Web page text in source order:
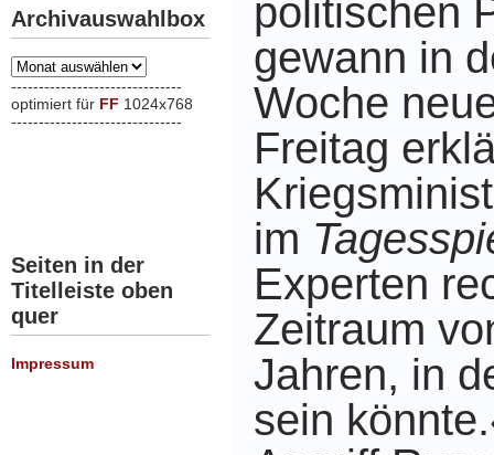
Archivauswahlbox
Archivauswahlbox
-------------------------------
optimiert für FF 1024x768
-------------------------------
Seiten in der
Titelleiste oben
quer
Impressum
politischen
gewann in
Woche
Freitag
im
Experten
Zeitraum
Jahren, in
sein